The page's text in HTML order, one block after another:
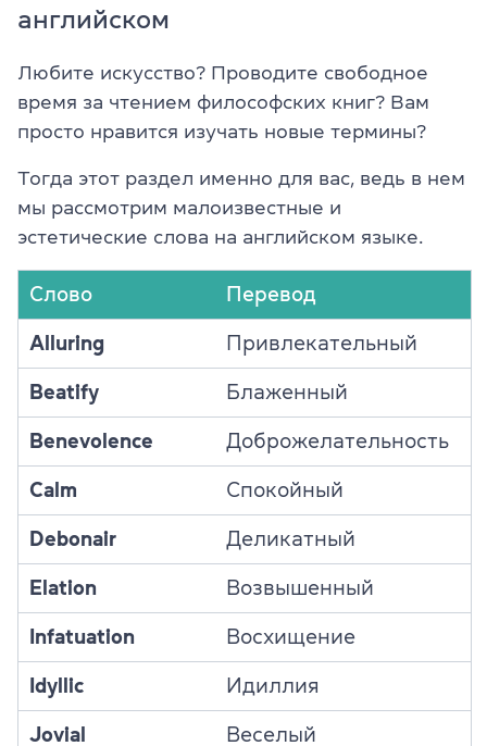
английском
Любите искусство? Проводите свободное
время за чтением философских книг? Вам
просто нравится изучать новые термины?
Тогда этот раздел именно для вас, ведь в нем
мы рассмотрим малоизвестные и
эстетические слова на английском языке.
Слово Перевод
Alluring Привлекательный
Beatify Блаженный
Benevolence Доброжелательность
Calm Спокойный
Debonair Деликатный
Elation Возвышенный
Infatuation Восхищение
Idyllic Идиллия
Jovial Веселый